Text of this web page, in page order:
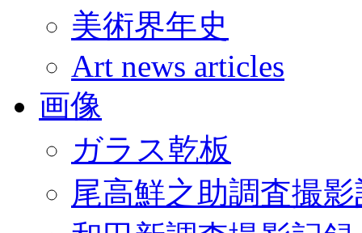
美術界年史
Art news articles
画像
ガラス乾板
尾高鮮之助調査撮